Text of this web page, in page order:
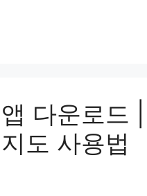
다운로드 |
도 사용법